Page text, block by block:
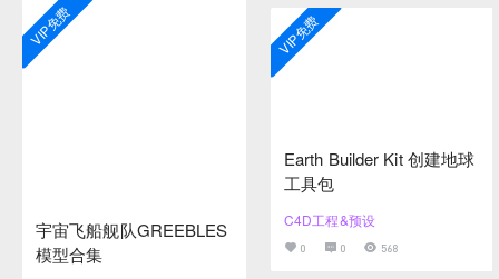
宇宙飞船舰队GREEBLES
模型合集
VIP免费
Earth Builder Kit 创建地球
工具包
VIP免费
C4D工程&预设
0 0 568